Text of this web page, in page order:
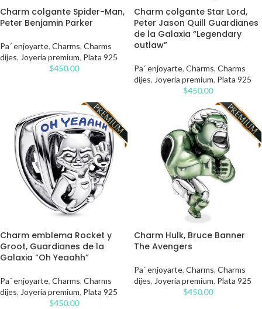
Charm colgante Spider-Man,
Peter Benjamin Parker
Pa´ enjoyarte, Charms, Charms
dijes, Joyería premium, Plata 925
$450.00
Charm colgante Star Lord,
Peter Jason Quill Guardianes
de la Galaxia “Legendary
outlaw”
Pa´ enjoyarte, Charms, Charms
dijes, Joyería premium, Plata 925
$450.00
Charm emblema Rocket y
Groot, Guardianes de la
Galaxia “Oh Yeaahh”
Pa´ enjoyarte, Charms, Charms
dijes, Joyería premium, Plata 925
$450.00
Charm Hulk, Bruce Banner
The Avengers
Pa´ enjoyarte, Charms, Charms
dijes, Joyería premium, Plata 925
$450.00